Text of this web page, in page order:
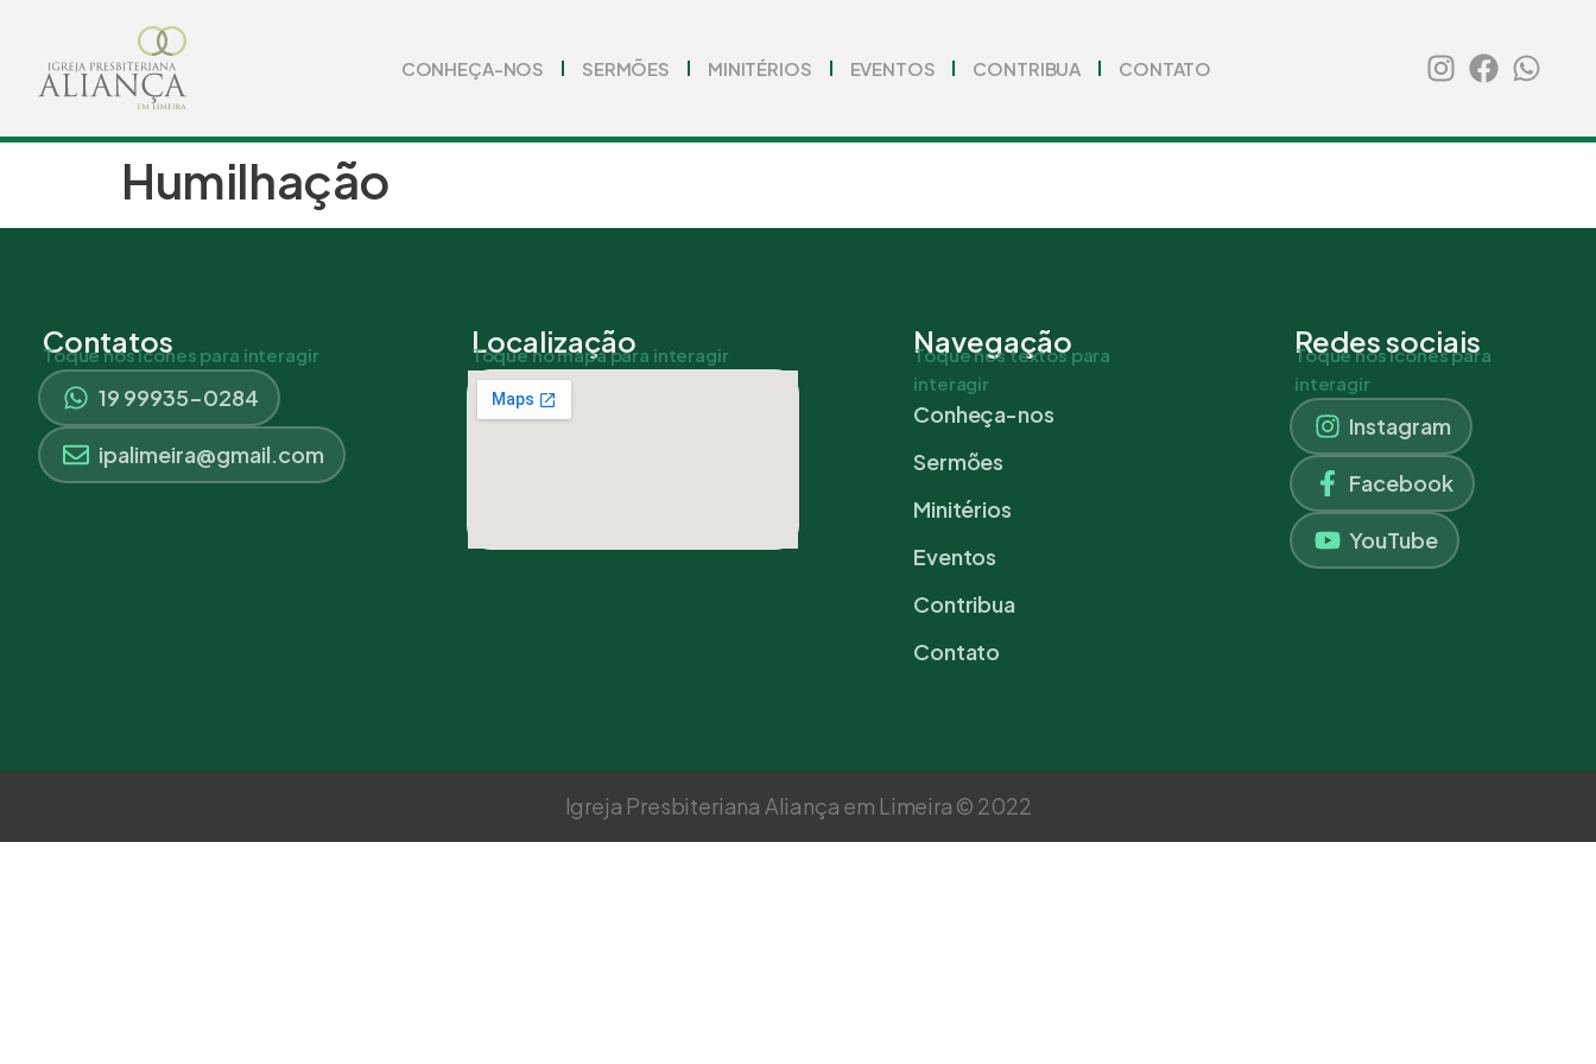
CONHEÇA-NOS SERMÕES MINITÉRIOS EVENTOS CONTRIBUA CONTATO
Humilhação
Contatos
Toque nos ícones para interagir
19 99935-0284
ipalimeira@gmail.com
Localização
Toque no mapa para interagir Navegação
Toque nos textos para
interagir
Conheça-nos
Sermões
Minitérios
Eventos
Contribua
Contato
Redes sociais
Toque nos ícones para
interagir
Instagram
Facebook
YouTube
Igreja Presbiteriana Aliança em Limeira © 2022